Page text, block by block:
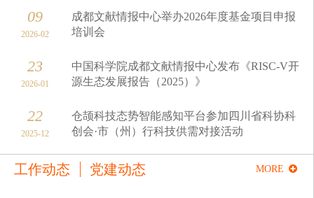
09
2026-02
成都文献情报中心举办2026年度基金项目申报
培训会
23
2026-01
中国科学院成都文献情报中心发布《RISC-V开
源生态发展报告（2025）》
22
2025-12
仓颉科技态势智能感知平台参加四川省科协科
创会·市（州）行科技供需对接活动
工作动态 党建动态 MORE